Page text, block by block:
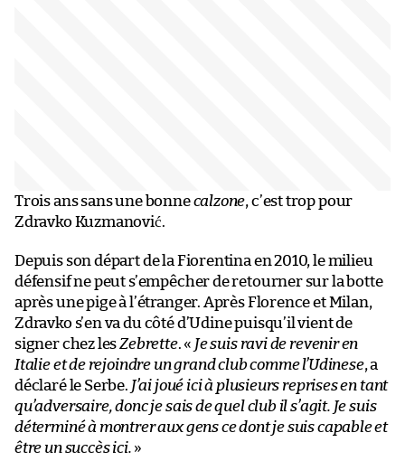
Trois ans sans une bonnecalzone, c’est trop pour
Zdravko Kuzmanović.
Depuis son départ de la Fiorentina en 2010, le milieu
défensif ne peut s’empêcher de retourner sur la botte
après une pige à l’étranger. Après Florence et Milan,
Zdravko s’en va du côté d’Udine puisqu’il vient de
signer chez lesZebrette. « Je suis ravi de revenir en
Italie et de rejoindre un grand club comme l’Udinese, a
déclaré le Serbe. J’ai joué ici à plusieurs reprises en tant
qu’adversaire, donc je sais de quel club il s’agit. Je suis
déterminé à montrer aux gens ce dont je suis capable et
être un succès ici. »